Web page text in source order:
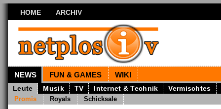
HOME ARCHIV
NEWS FUN & GAMES WIKI
Leute Musik TV Internet & Technik Vermischtes
Promis Royals Schicksale